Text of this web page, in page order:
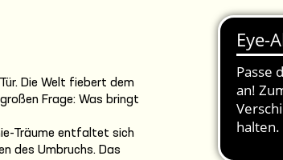
Die Welt fiebert dem
Frage: Was bringt
Träume entfaltet sich
des Umbruchs. Das